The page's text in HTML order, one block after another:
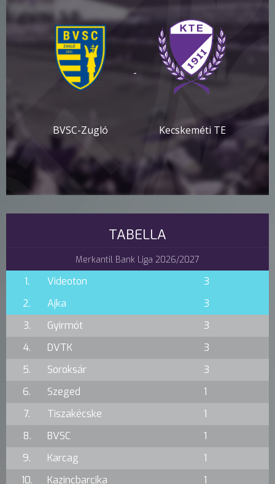
BVSC-Zugló
-
Kecskeméti TE
TABELLA
Merkantil Bank Liga 2026/2027
1. Videoton
3
2.
Ajka
3
3.
Gyirmót
3
4.
DVTK
3
5.
Soroksár
3
6.
Szeged
1
7.
Tiszakécske
1
8.
BVSC
1
9.
Karcag
1
10.
Kazincbarcika 1